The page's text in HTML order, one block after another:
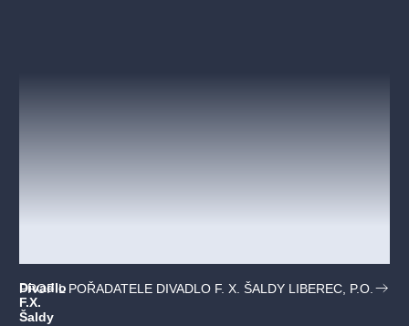
Divadlo
F.X.
Šaldy
PROFIL POŘADATELE DIVADLO F. X. ŠALDY LIBEREC, P.O.